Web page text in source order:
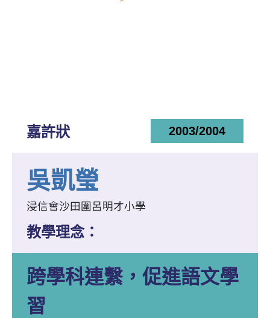
嘉許狀 2003/2004
吳凱瑩
浸信會沙田圍呂明才小學
教學理念：
跨學科連繫，促進語文學
習